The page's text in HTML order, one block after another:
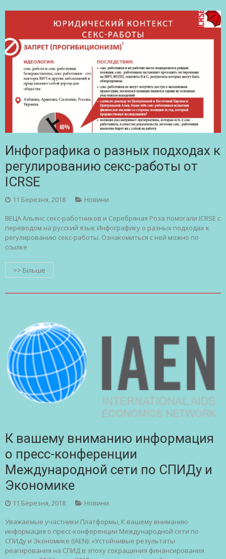
Инфографика о разных подходах к
регулированию секс-работы от
ICRSE
11 Березня, 2018 Новини
ВЕЦА Альянс секс-работников и Серебряная Роза помогали ICRSE с
переводом на русский язык Инфографику о разных подходах к
регулированию секс-работы. Ознакомиться с ней можно по
сcылке
>> Більше
К вашему вниманию информация
о преcc-конференции
Международной сети по СПИДу и
Экономике
11 Березня, 2018 Новини
Уважаемые участники Платформы, К вашему вниманию
информация о преcc-конференции Международной сети по
СПИДу и Экономике (IAEN): «Устойчивые результаты
реагирования на СПИД в эпоху сокращения финансирования